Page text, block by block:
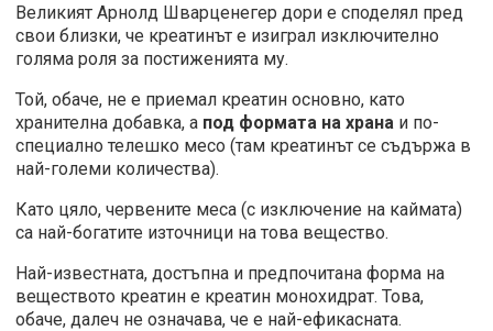
Великият Арнолд Шварценегер дори е споделял пред
свои близки, че креатинът е изиграл изключително
голяма роля за постиженията му.
Той, обаче, не е приемал креатин основно, като
хранителна добавка, а под формата на храна и по-
специално телешко месо (там креатинът се съдържа в
най-големи количества).
Като цяло, червените меса (с изключение на каймата)
са най-богатите източници на това вещество.
Най-известната, достъпна и предпочитана форма на
веществото креатин е креатин монохидрат. Това,
обаче, далеч не означава, че е най-ефикасната.